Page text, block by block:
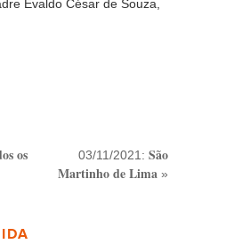
Evaldo César de Souza,
os
03/11/2021: São
Martinho de Lima »